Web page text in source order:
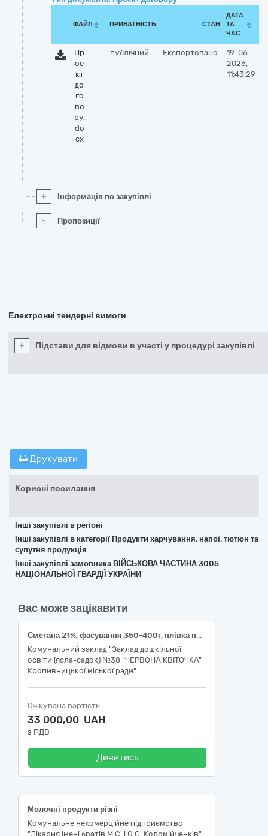
ФАЙЛ ПРИВАТНІСТЬ СТАН
ДАТА
ТА
ЧАС
Пр
ое
кт
до
го
во
ру.
do
cx
публічний Експортовано:
19-06-
2026,
11:43:29
+ Інформація по закупівлі
- Пропозиції
Електронні тендерні вимоги
+ Підстави для відмови в участі у процедурі закупівлі
Друкувати
Корисні посилання
Інші закупівлі в регіоні
Інші закупівлі в категорії Продукти харчування, напої, тютюн та
супутня продукція
Інші закупівлі замовника ВІЙСЬКОВА ЧАСТИНА 3005
НАЦІОНАЛЬНОЇ ГВАРДІЇ УКРАЇНИ
Вас може зацікавити
Сметана 21%, фасування 350-400г, плівка поліетиленова, ДСТУ 4418
Комунальний заклад "Заклад дошкільної
освіти (ясла-садок) №38 "ЧЕРВОНА КВІТОЧКА"
Кропивницької міської ради"
Очікувана вартість
33 000,00 UAH
з ПДВ
Дивитись
Молочні продукти різні
Комунальне некомерційне підприємство
"Лікарня імені братів М.С. і О.С. Коломійченків"